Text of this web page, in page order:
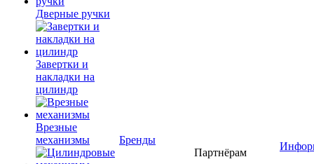
Дверные ручки
Завертки и
накладки на
цилиндр
Врезные
механизмы
Бренды
Партнёрам